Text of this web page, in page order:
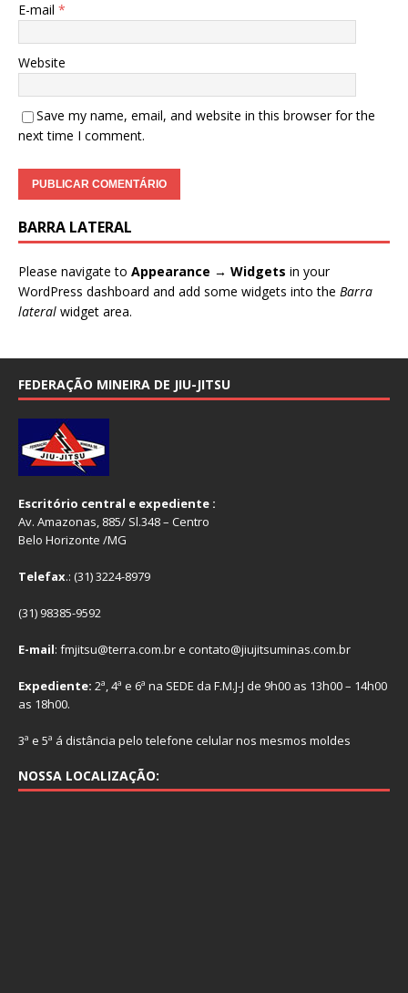
E-mail *
Website
Save my name, email, and website in this browser for the
next time I comment.
BARRA LATERAL
Please navigate to Appearance → Widgets in your
WordPress dashboard and add some widgets into the Barra
lateral widget area.
FEDERAÇÃO MINEIRA DE JIU-JITSU
Escritório central e expediente :
Av. Amazonas, 885/ Sl.348 – Centro
Belo Horizonte /MG
Telefax.: (31) 3224-8979
(31) 98385-9592
E-mail: fmjitsu@terra.com.br e contato@jiujitsuminas.com.br
Expediente: 2ª, 4ª e 6ª na SEDE da F.M.J-J de 9h00 as 13h00 – 14h00
as 18h00.
3ª e 5ª á distância pelo telefone celular nos mesmos moldes
NOSSA LOCALIZAÇÃO: